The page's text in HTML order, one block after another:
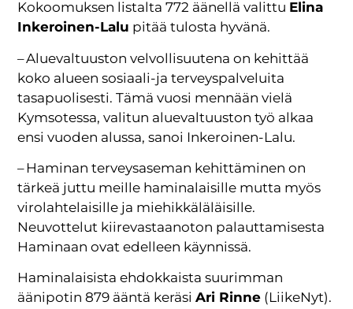
Kokoomuksen listalta 772 äänellä valittu Elina
Inkeroinen-Lalu pitää tulosta hyvänä.
– Aluevaltuuston velvollisuutena on kehittää
koko alueen sosiaali-ja terveyspalveluita
tasapuolisesti. Tämä vuosi mennään vielä
Kymsotessa, valitun aluevaltuuston työ alkaa
ensi vuoden alussa, sanoi Inkeroinen-Lalu.
– Haminan terveysaseman kehittäminen on
tärkeä juttu meille haminalaisille mutta myös
virolahtelaisille ja miehikkäläläisille.
Neuvottelut kiirevastaanoton palauttamisesta
Haminaan ovat edelleen käynnissä.
Haminalaisista ehdokkaista suurimman
äänipotin 879 ääntä keräsiAri Rinne (LiikeNyt).